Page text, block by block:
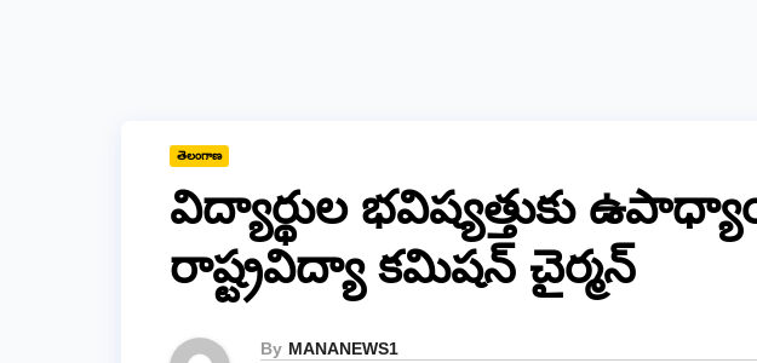
తెలంగాణ
విద్యార్థుల భవిష్యత్తుకు
రాష్ట్రవిద్యా కమిషన్ చైర్మన్
By MANANEWS1